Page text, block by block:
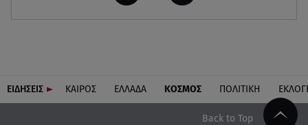
ΕΙΔΗΣΕΙΣ ΚΑΙΡΟΣ ΕΛΛΑΔΑ ΚΟΣΜΟΣ ΠΟΛΙΤΙΚΗ
Back to Top